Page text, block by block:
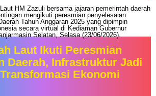
Laut Ikuti Peresmian
Daerah, Infrastruktur Jadi
Ekonomi